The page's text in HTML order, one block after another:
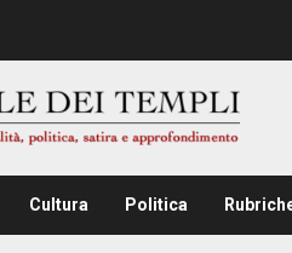
Cultura Politica